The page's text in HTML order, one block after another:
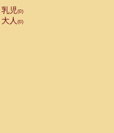
乳児(0)
大人 (0)